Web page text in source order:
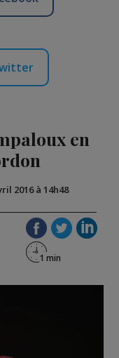
en
2016 à 14h48